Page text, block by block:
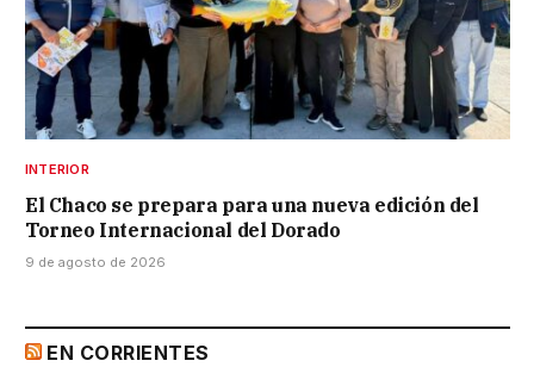
INTERIOR
El Chaco se prepara para una nueva edición del
Torneo Internacional del Dorado
9 de agosto de 2026
EN CORRIENTES